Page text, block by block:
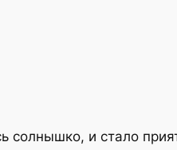
солнышко, и стало